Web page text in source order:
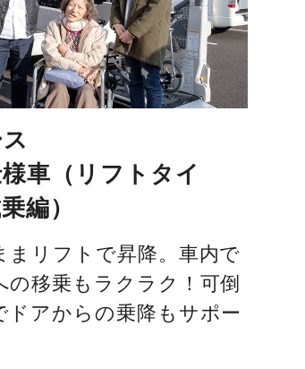
車（リフトタイ
編）
まリフトで昇降。車内で
の移乗もラクラク！可倒
ドアからの乗降もサポー